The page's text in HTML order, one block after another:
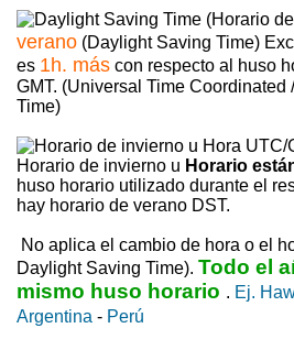
verano (Daylight Saving Time)
es 1h. más con respecto al huso
GMT. (Universal Time Coordinated
Time)
Horario de invierno u Horario
huso horario utilizado durante el
hay horario de verano DST.
No aplica el cambio de hora o el
Daylight Saving Time). Todo el
mismo huso horario . Ej.
Argentina - Perú